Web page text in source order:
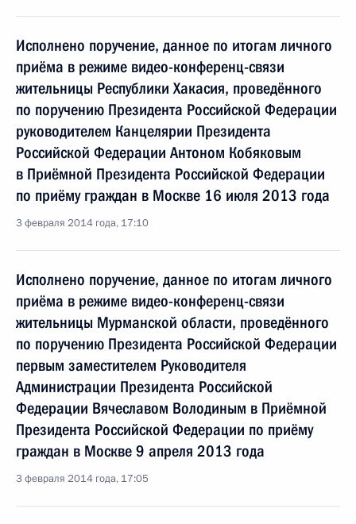
Исполнено поручение, данное по итогам личного
приёма в режиме видео-конференц-связи
жительницы Республики Хакасия, проведённого
по поручению Президента Российской Федерации
руководителем Канцелярии Президента
Российской Федерации Антоном Кобяковым
в Приёмной Президента Российской Федерации
по приёму граждан в Москве 16 июля 2013 года
3 февраля 2014 года, 17:10
Исполнено поручение, данное по итогам личного
приёма в режиме видео-конференц-связи
жительницы Мурманской области, проведённого
по поручению Президента Российской Федерации
первым заместителем Руководителя
Администрации Президента Российской
Федерации Вячеславом Володиным в Приёмной
Президента Российской Федерации по приёму
граждан в Москве 9 апреля 2013 года
3 февраля 2014 года, 17:05